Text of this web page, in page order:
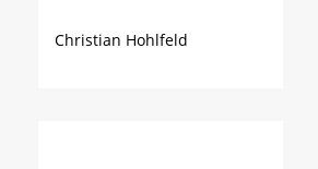
Christian Hohlfeld